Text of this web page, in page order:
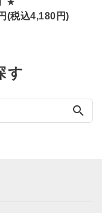
★
(税込4,180円)
す
search